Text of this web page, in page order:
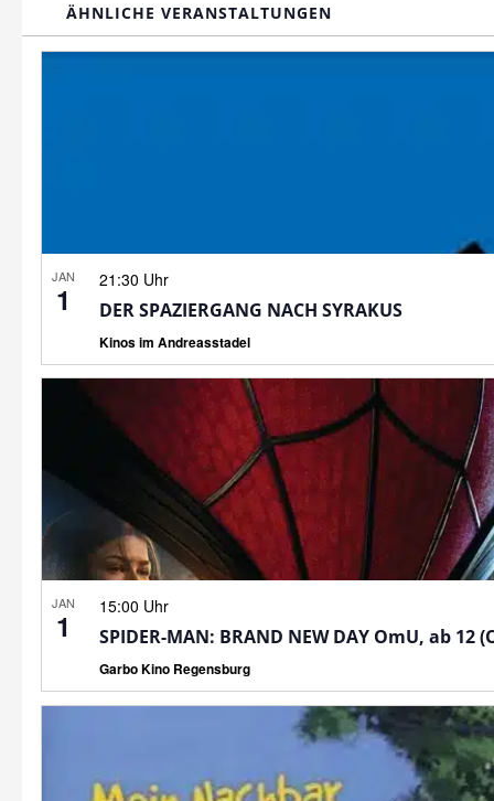
ÄHNLICHE VERANSTALTUNGEN
JAN
1
21:30 Uhr
DER SPAZIERGANG NACH SYRAKUS
Kinos im Andreasstadel
JAN
1
15:00 Uhr
SPIDER-MAN: BRAND NEW DAY OmU, ab 12
Garbo Kino Regensburg